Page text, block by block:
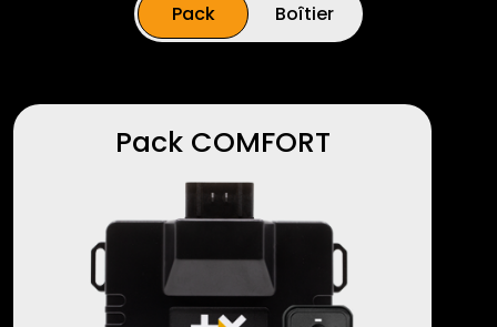
Pack Boîtier
Pack COMFORT